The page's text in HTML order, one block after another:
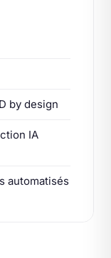
by design
IA
automatisés